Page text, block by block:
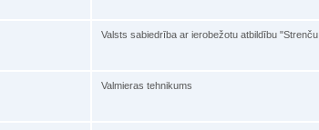
Valsts sabiedrība ar ierobežotu atbildību "Strenču
Valmieras tehnikums